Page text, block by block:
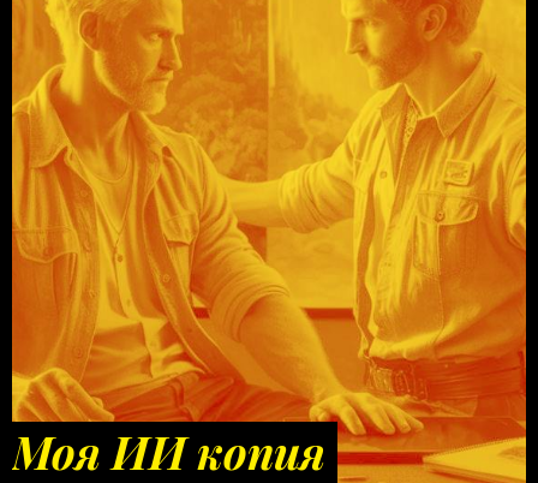
Моя ИИ копия